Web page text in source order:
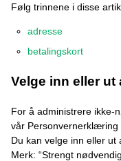
Følg trinnene i disse
adresse
betalingskort
Velge inn eller
For å administrere ikke-
vår Personvernerklæring
Du kan velge inn eller ut
Merk: “Strengt